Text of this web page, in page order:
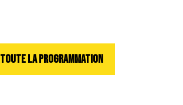
TOUTE LA PROGRAMMATION